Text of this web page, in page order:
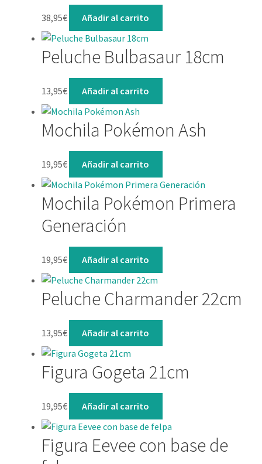
38,95€ Añadir al carrito
Peluche Bulbasaur 18cm
13,95€ Añadir al carrito
Mochila Pokémon Ash
19,95€ Añadir al carrito
Mochila Pokémon Primera
Generación
19,95€ Añadir al carrito
Peluche Charmander 22cm
13,95€ Añadir al carrito
Figura Gogeta 21cm
19,95€ Añadir al carrito
Figura Eevee con base de